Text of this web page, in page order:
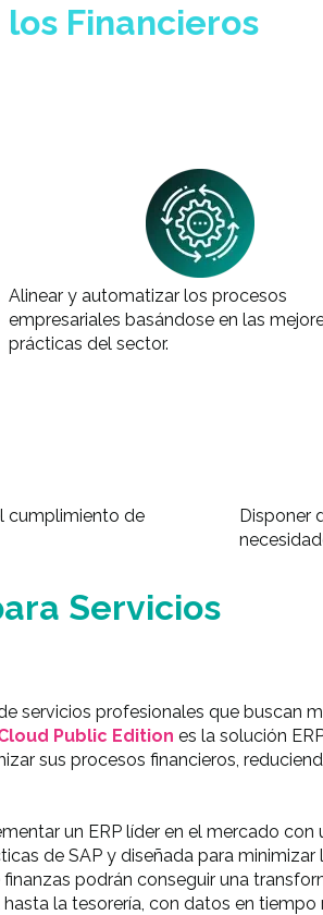
Financieros
Alinear y automatizar los procesos
empresariales basándose en las
prácticas del sector.
cumplimiento de
Disponer
Servicios
servicios profesionales que buscan
Public Edition es la solución
sus procesos financieros,
un ERP líder en el mercado con
de SAP y diseñada para minimizar
podrán conseguir una
la tesorería, con datos en tiempo